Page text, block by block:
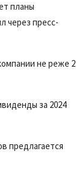
планы
через пресс-
не реже 2
за 2024
предлагается